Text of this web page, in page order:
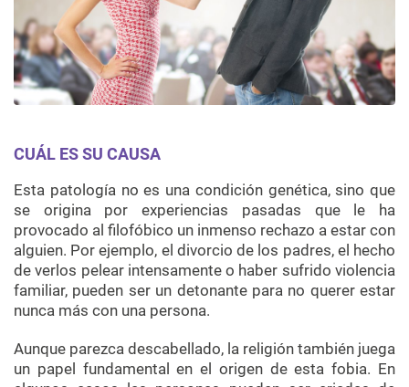
CUÁL ES SU CAUSA
Esta patología no es una condición genética, sino que
se origina por experiencias pasadas que le ha
provocado al filofóbico un inmenso rechazo a estar con
alguien. Por ejemplo, el divorcio de los padres, el hecho
de verlos pelear intensamente o haber sufrido violencia
familiar, pueden ser un detonante para no querer estar
nunca más con una persona.
Aunque parezca descabellado, la religión también juega
un papel fundamental en el origen de esta fobia. En